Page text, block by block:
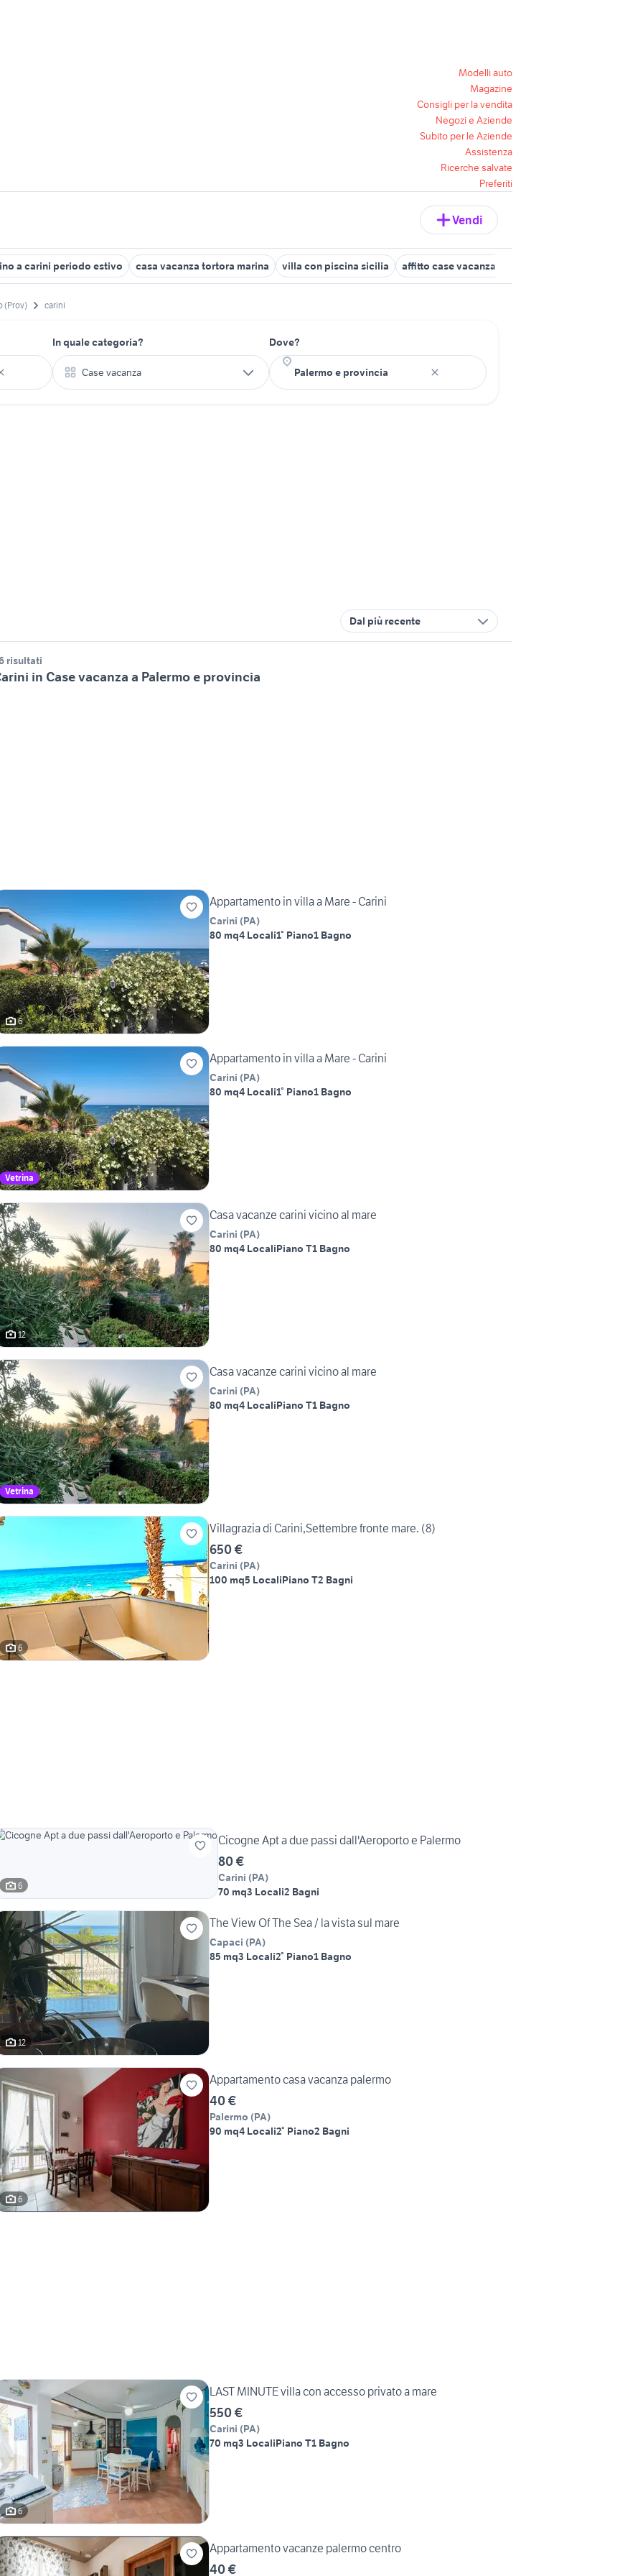
Modelli auto
Magazine
Consigli per la vendita
Negozi e Aziende
Subito per le Aziende
Assistenza
Ricerche salvate
Preferiti
Vendi
a carini periodo estivo casa vacanza tortora marina villa con piscina sicilia affitto case vacanza piscina Catania provincia
(Prov) carini
In quale categoria?
Case vacanza
Dove?
Dal più recente
risultati
in Case vacanza a Palermo e provincia
6
Appartamento in villa a Mare - Carini
Carini (PA)
80 mq4 Locali1° Piano1 Bagno
Vetrina
Appartamento in villa a Mare - Carini
Carini (PA)
80 mq4 Locali1° Piano1 Bagno
12
Casa vacanze carini vicino al mare
Carini (PA)
80 mq4 LocaliPiano T1 Bagno
Vetrina
Casa vacanze carini vicino al mare
Carini (PA)
80 mq4 LocaliPiano T1 Bagno
6
Villagrazia di Carini,Settembre fronte mare. (8)
650 €
Carini (PA)
100 mq5 LocaliPiano T2 Bagni
6
Cicogne Apt a due passi dall'Aeroporto e Palermo
80 €
Carini (PA)
70 mq3 Locali2 Bagni
12
The View Of The Sea / la vista sul mare
Capaci (PA)
85 mq3 Locali2° Piano1 Bagno
6
Appartamento casa vacanza palermo
40 €
Palermo (PA)
90 mq4 Locali2° Piano2 Bagni
6
LAST MINUTE villa con accesso privato a mare
550 €
Carini (PA)
70 mq3 LocaliPiano T1 Bagno
Appartamento vacanze palermo centro
40 €